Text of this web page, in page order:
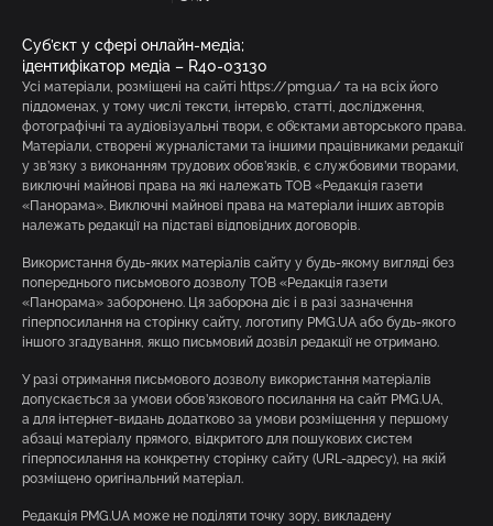
Суб’єкт у сфері онлайн-медіа;
ідентифікатор медіа – R40-03130
Усі матеріали, розміщені на сайті https://pmg.ua/ та на всіх його
піддоменах, у тому числі тексти, інтерв’ю, статті, дослідження,
фотографічні та аудіовізуальні твори, є об’єктами авторського права.
Матеріали, створені журналістами та іншими працівниками редакції
у зв’язку з виконанням трудових обов’язків, є службовими творами,
виключні майнові права на які належать ТОВ «Редакція газети
«Панорама». Виключні майнові права на матеріали інших авторів
належать редакції на підставі відповідних договорів.
Використання будь-яких матеріалів сайту у будь-якому вигляді без
попереднього письмового дозволу ТОВ «Редакція газети
«Панорама» заборонено. Ця заборона діє і в разі зазначення
гіперпосилання на сторінку сайту, логотипу PMG.UA або будь-якого
іншого згадування, якщо письмовий дозвіл редакції не отримано.
У разі отримання письмового дозволу використання матеріалів
допускається за умови обов’язкового посилання на сайт PMG.UA,
а для інтернет-видань додатково за умови розміщення у першому
абзаці матеріалу прямого, відкритого для пошукових систем
гіперпосилання на конкретну сторінку сайту (URL-адресу), на якій
розміщено оригінальний матеріал.
Редакція PMG.UA може не поділяти точку зору, викладену